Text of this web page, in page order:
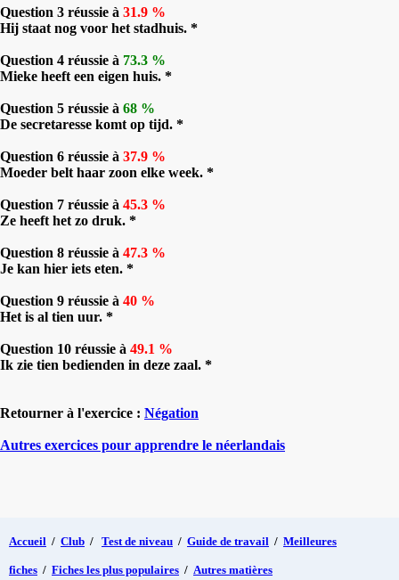
Question 3 réussie à 31.9 %
Hij staat nog voor het stadhuis. *
Question 4 réussie à 73.3 %
Mieke heeft een eigen huis. *
Question 5 réussie à 68 %
De secretaresse komt op tijd. *
Question 6 réussie à 37.9 %
Moeder belt haar zoon elke week. *
Question 7 réussie à 45.3 %
Ze heeft het zo druk. *
Question 8 réussie à 47.3 %
Je kan hier iets eten. *
Question 9 réussie à 40 %
Het is al tien uur. *
Question 10 réussie à 49.1 %
Ik zie tien bedienden in deze zaal. *
Retourner à l'exercice : Négation
Autres exercices pour apprendre le néerlandais
Accueil / Club / Test de niveau / Guide de travail / Meilleures
fiches / Fiches les plus populaires / Autres matières